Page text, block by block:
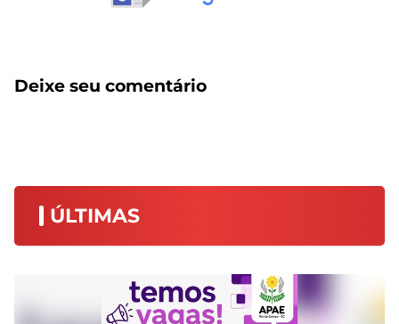
Deixe seu comentário
ÚLTIMAS